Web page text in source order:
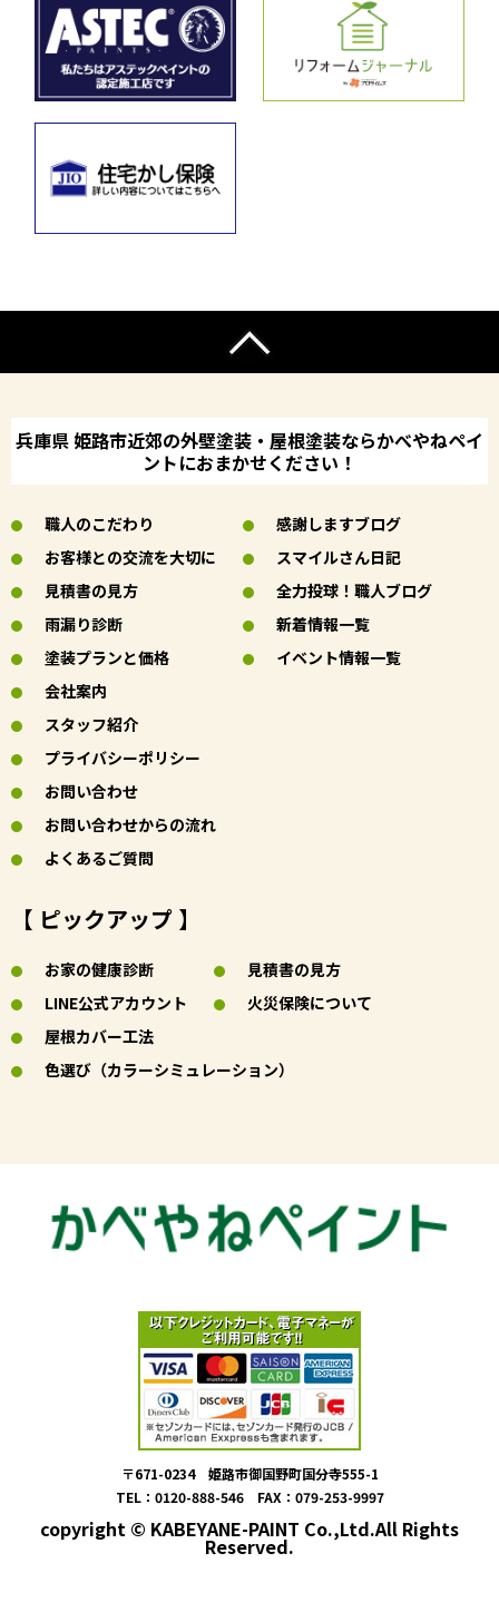
兵庫県 姫路市近郊の外壁塗装・屋根塗装ならかべやねペイ
ントにおまかせください！
職人のこだわり
お客様との交流を大切に
見積書の見方
雨漏り診断
塗装プランと価格
感謝しますブログ
スマイルさん日記
全力投球！職人ブログ
新着情報一覧
イベント情報一覧
会社案内
スタッフ紹介
プライバシーポリシー
お問い合わせ
お問い合わせからの流れ
よくあるご質問
【 ピックアップ 】
お家の健康診断
LINE公式アカウント
屋根カバー工法
見積書の見方
火災保険について
色選び（カラーシミュレーション）
〒671-0234 姫路市御国野町国分寺555-1
TEL：0120-888-546 FAX：079-253-9997
copyright © KABEYANE-PAINT Co.,Ltd.All Rights
Reserved.